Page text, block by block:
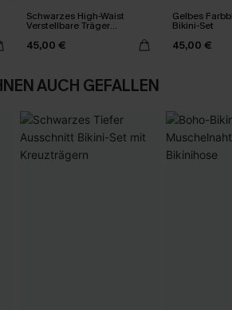
Schwarzes High-Waist
Verstellbare Träger
45,00 €
Gelbes
Bikini-Set
45,00 €
AUCH GEFALLEN